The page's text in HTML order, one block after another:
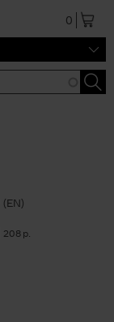
0
(EN)
208